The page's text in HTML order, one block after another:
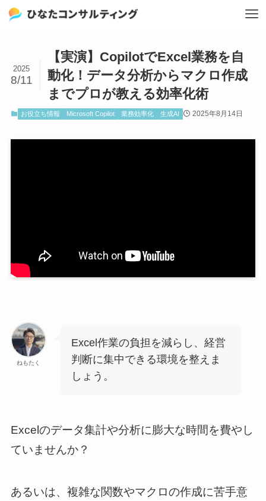
【実演】CopilotでExcel業務を自
動化！データ分析からマクロ作成
までプロが教える効率化術
2025
8/11
お役立ち情報 Microsoft Copilot 業務効率化 生成AI 2025年8月14日
ねもたく
Excel作業の負担を減らし、経営
判断に集中できる環境を整えま
しょう。
Excelのデータ集計や分析に膨大な時間を費やし
ていませんか？
あるいは、複雑な関数やマクロの作成に苦手意